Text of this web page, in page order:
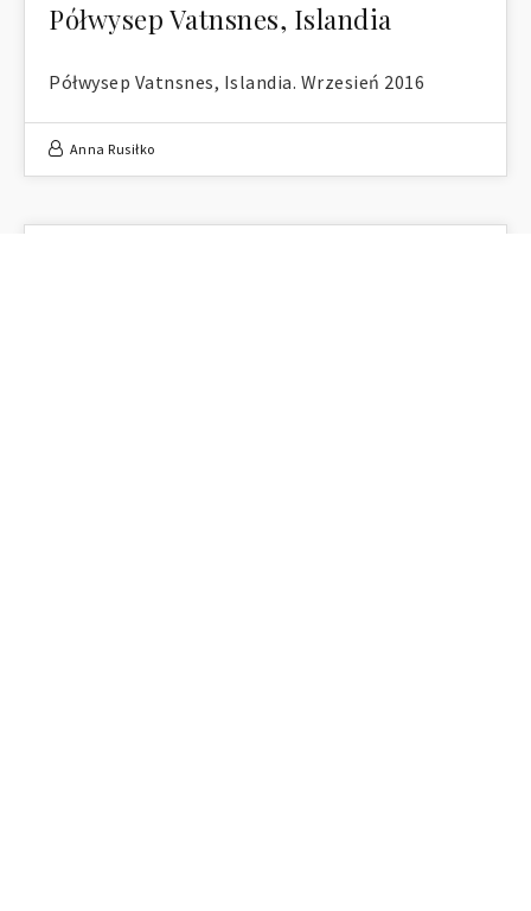
Półwysep Vatnsnes, Islandia
Półwysep Vatnsnes, Islandia. Wrzesień 2016
Anna Rusiłko